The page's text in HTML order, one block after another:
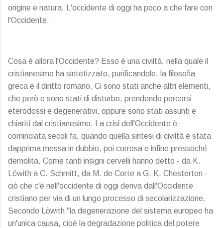
origine e natura. L'occidente di oggi ha poco a che fare con
l'Occidente.
Cosa è allora l'Occidente? Esso è una civiltà, nella quale il
cristianesimo ha sintetizzato, purificandole, la filosofia
greca e il diritto romano. Ci sono stati anche altri elementi,
che però o sono stati di disturbo, prendendo percorsi
eterodossi e degenerativi, oppure sono stati assunti e
chiariti dal cristianesimo. La crisi dell'Occidente è
cominciata secoli fa, quando quella sintesi di civiltà è stata
dapprima messa in dubbio, poi corrosa e infine pressoché
demolita. Come tanti insigni cervelli hanno detto - da K.
Löwith a C. Schmitt, da M. de Corte a G. K. Chesterton -
ciò che c'è nell'occidente di oggi deriva dall'Occidente
cristiano per via di un lungo processo di secolarizzazione.
Secondo Löwith "la degenerazione del sistema europeo ha
un'unica causa, cioè la degradazione politica del potere